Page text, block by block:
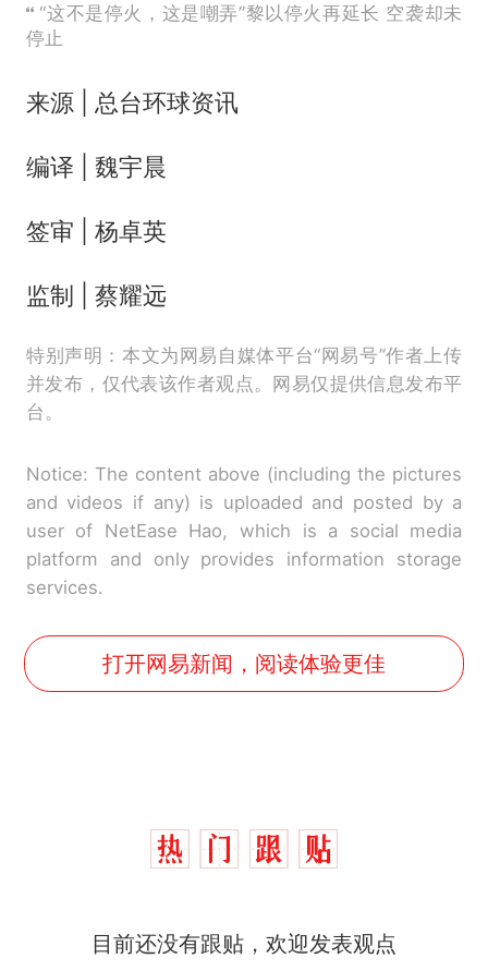
“这不是停火，这是嘲弄”黎以停火再延长 空袭却未
停止
来源 | 总台环球资讯
编译 | 魏宇晨
签审 | 杨卓英
监制 | 蔡耀远
特别声明：本文为网易自媒体平台“网易号”作者上传
并发布，仅代表该作者观点。网易仅提供信息发布平
台。
Notice: The content above (including the pictures
and videos if any) is uploaded and posted by a
user of NetEase Hao, which is a social media
platform and only provides information storage
services.
打开网易新闻，阅读体验更佳
目前还没有跟贴，欢迎发表观点
因老师一句“跟我回家”改写了
人生
新 搬家报价570元，搬到楼下